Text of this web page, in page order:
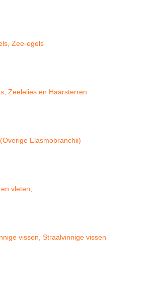
Zee-egels
Zeelelies en Haarsterren
Elasmobranchii)
vleten,
vissen, Straalvinnige vissen